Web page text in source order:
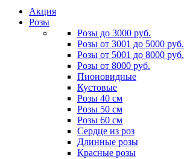
Акция
Розы
Розы до 3000 руб.
Розы от 3001 до 5000 руб.
Розы от 5001 до 8000 руб.
Розы от 8000 руб.
Пионовидные
Кустовые
Розы 40 см
Розы 50 см
Розы 60 см
Сердце из роз
Длинные розы
Красные розы